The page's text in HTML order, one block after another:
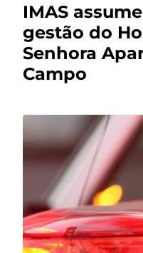
IMAS
gestão do
Senhora
Campo